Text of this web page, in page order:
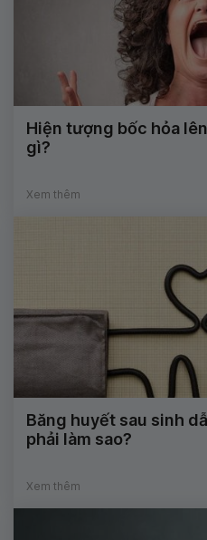
Hiện tượng bốc hỏa
gì?
Xem thêm
Băng huyết sau sinh
phải làm sao?
Xem thêm